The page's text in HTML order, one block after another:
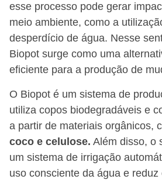
esse processo pode gerar
meio ambiente, como a
desperdício de água. Nesse
Biopot surge como uma
eficiente para a produção de
O Biopot é um sistema de
utiliza copos biodegradáveis e
a partir de materiais orgânicos,
coco e celulose. Além disso, o
um sistema de irrigação
uso consciente da água e